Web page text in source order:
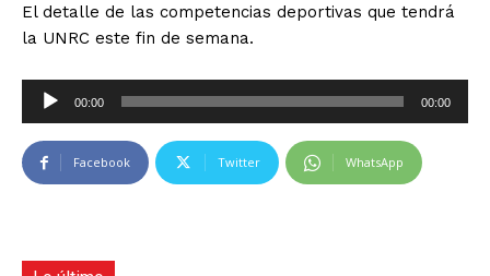
El detalle de las competencias deportivas que tendrá
la UNRC este fin de semana.
p
r
00:00 00:00
Facebook Twitter WhatsApp